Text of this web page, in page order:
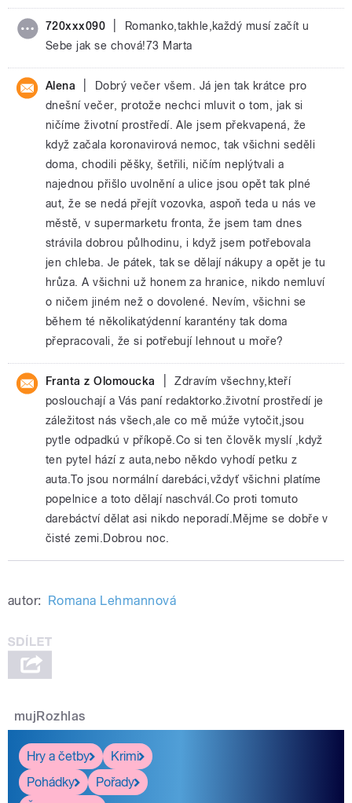
720xxx090
Romanko,takhle,každý musí začít u
Sebe jak se chová!73 Marta
Alena
Dobrý večer všem. Já jen tak krátce pro
dnešní večer, protože nechci mluvit o tom, jak si
ničíme životní prostředí. Ale jsem překvapená, že
když začala koronavirová nemoc, tak všichni seděli
doma, chodili pěšky, šetřili, ničím neplýtvali a
najednou přišlo uvolnění a ulice jsou opět tak plné
aut, že se nedá přejít vozovka, aspoň teda u nás ve
městě, v supermarketu fronta, že jsem tam dnes
strávila dobrou půlhodinu, i když jsem potřebovala
jen chleba. Je pátek, tak se dělají nákupy a opět je tu
hrůza. A všichni už honem za hranice, nikdo nemluví
o ničem jiném než o dovolené. Nevím, všichni se
během té několikatýdenní karantény tak doma
přepracovali, že si potřebují lehnout u moře?
Franta z Olomoucka
Zdravím všechny,kteří
poslouchají a Vás paní redaktorko.životní prostředí je
záležitost nás všech,ale co mě múže vytočit,jsou
pytle odpadkú v příkopě.Co si ten člověk myslí ,když
ten pytel hází z auta,nebo někdo vyhodí petku z
auta.To jsou normální darebáci,vždyť všichni platíme
popelnice a toto dělají naschvál.Co proti tomuto
darebáctví dělat asi nikdo neporadí.Mějme se dobře v
čisté zemi.Dobrou noc.
autor: Romana Lehmannová
mujRozhlas
Hry a četby
Krimi
Pohádky
Pořady